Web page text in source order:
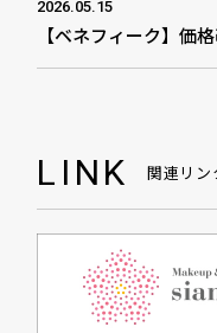
2026.05.15
【ベネフィーク】価
LINK 関連リン